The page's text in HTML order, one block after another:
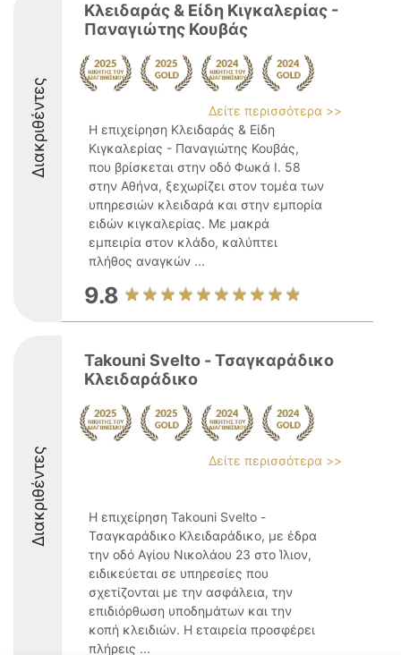
Διακριθέντες
Κλειδαράς & Είδη Κιγκαλερίας -
Παναγιώτης Κουβάς
Δείτε περισσότερα >>
Η επιχείρηση Κλειδαράς & Είδη
Κιγκαλερίας - Παναγιώτης Κουβάς,
που βρίσκεται στην οδό Φωκά Ι. 58
στην Αθήνα, ξεχωρίζει στον τομέα των
υπηρεσιών κλειδαρά και στην εμπορία
ειδών κιγκαλερίας. Με μακρά
εμπειρία στον κλάδο, καλύπτει
πλήθος αναγκών ...
9.8
Διακριθέντες
Takouni Svelto - Τσαγκαράδικο
Κλειδαράδικο
Δείτε περισσότερα >>
Η επιχείρηση Takouni Svelto -
Τσαγκαράδικο Κλειδαράδικο, με έδρα
την οδό Αγίου Νικολάου 23 στο Ίλιον,
ειδικεύεται σε υπηρεσίες που
σχετίζονται με την ασφάλεια, την
επιδιόρθωση υποδημάτων και την
κοπή κλειδιών. Η εταιρεία προσφέρει
πλήρεις ...